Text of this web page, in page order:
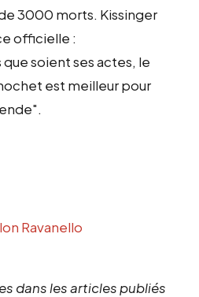
3000 morts. Kissinger
officielle :
que soient ses actes, le
est meilleur pour
Ravanello
dans les articles publiés